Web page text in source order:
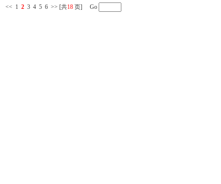
<< 1 2 3 4 5 6 >> [共18 页] Go